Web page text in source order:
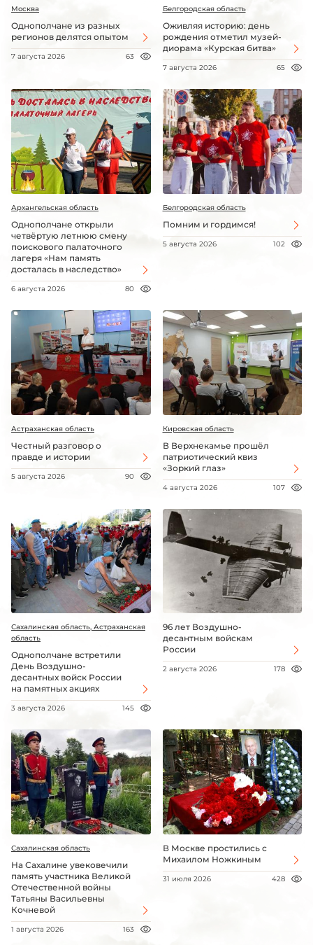
Москва
Однополчане из разных
регионов делятся опытом
7 августа 2026 63
Белгородская область
Оживляя историю: день
рождения отметил музей-
диорама «Курская битва»
7 августа 2026 65
Архангельская область
Однополчане открыли
четвёртую летнюю смену
поискового палаточного
лагеря «Нам память
досталась в наследство»
6 августа 2026 80
Белгородская область
Помним и гордимся!
5 августа 2026 102
Астраханская область
Честный разговор о
правде и истории
5 августа 2026 90
Кировская область
В Верхнекамье прошёл
патриотический квиз
«Зоркий глаз»
4 августа 2026 107
Сахалинская область, Астраханская
область
Однополчане встретили
День Воздушно-
десантных войск России
на памятных акциях
3 августа 2026 145
96 лет Воздушно-
десантным войскам
России
2 августа 2026 178
Сахалинская область
На Сахалине увековечили
память участника Великой
Отечественной войны
Татьяны Васильевны
Кочневой
1 августа 2026 163
В Москве простились с
Михаилом Ножкиным
31 июля 2026 428